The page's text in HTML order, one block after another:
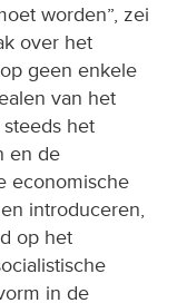
worden”, zei
over het
geen enkele
van het
het
en de
economische
introduceren,
op het
in de